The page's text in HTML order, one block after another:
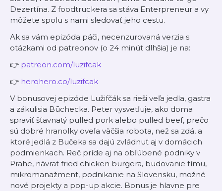
Dezertína. Z foodtruckera sa stáva Enterpreneur a vy
môžete spolu s nami sledovať jeho cestu.
Ak sa vám epizóda páči, necenzurovaná verzia s
otázkami od patreonov (o 24 minút dlhšia) je na:
👉 ⁠⁠⁠⁠⁠⁠patreon.com/luzifcak⁠⁠⁠⁠⁠⁠
👉 ⁠⁠⁠⁠⁠⁠herohero.co/luzifcak⁠⁠⁠⁠⁠⁠
V bonusovej epizóde Lužifčák sa rieši veľa jedla, gastra
a zákulisia Būchecka. Peter vysvetľuje, ako doma
spraviť šťavnatý pulled pork alebo pulled beef, prečo
sú dobré hranolky oveľa väčšia robota, než sa zdá, a
ktoré jedlá z Bučeka sa dajú zvládnuť aj v domácich
podmienkach. Reč príde aj na obľúbené podniky v
Prahe, návrat fried chicken burgera, budovanie tímu,
mikromanažment, podnikanie na Slovensku, možné
nové projekty a pop-up akcie. Bonus je hlavne pre